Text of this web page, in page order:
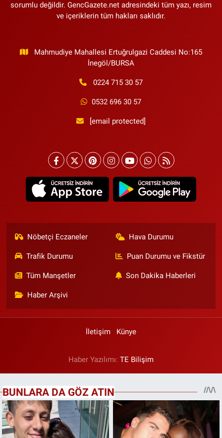
sorumlu değildir. GencGazete.net adresindeki tüm yazı, resim
ve içeriklerin tüm hakları saklıdır.
Mahmudiye Mahallesi Ertuğrulgazi Caddesi No:165
İnegöl/BURSA
0224 715 30 57
0532 696 30 57
[email protected]
Nöbetçi Eczaneler Hava Durumu
Trafik Durumu Puan Durumu ve Fikstür
Tüm Manşetler Son Dakika Haberleri
Haber Arşivi
İletişim Künye
Haber Yazılımı: TE Bilişim